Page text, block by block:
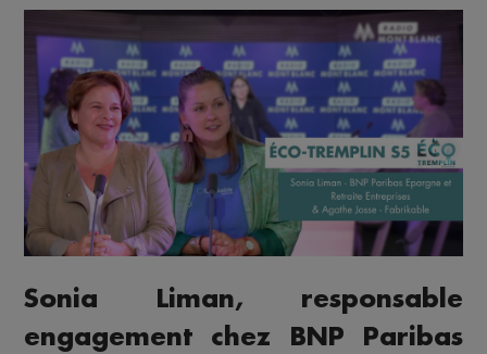
Sonia Liman, responsable
engagement chez BNP Paribas